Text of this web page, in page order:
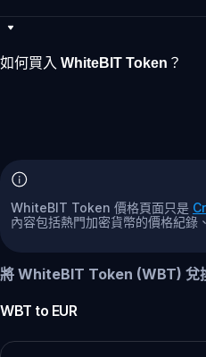
如何買入 WhiteBIT Token？
WhiteBIT Token 價格頁面只是
內容包括熱門加密貨幣的價格紀錄
將 WhiteBIT Token (WBT) 兌
WBT to EUR